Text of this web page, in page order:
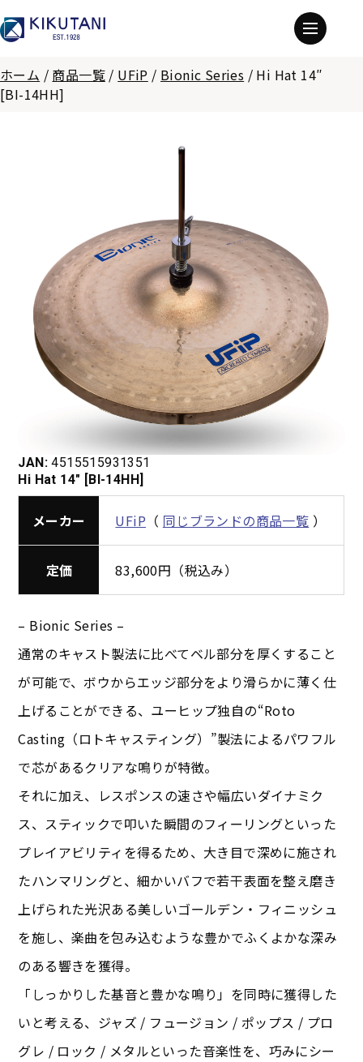
ホーム / 商品一覧 / UFiP / Bionic Series / Hi Hat 14″
[BI-14HH]
JAN: 4515515931351
Hi Hat 14″ [BI-14HH]
メーカー UFiP （ 同じブランドの商品一覧 ）
定価 83,600円（税込み）
– Bionic Series –
通常のキャスト製法に比べてベル部分を厚くすること
が可能で、ボウからエッジ部分をより滑らかに薄く仕
上げることができる、ユーヒップ独自の“Roto
Casting（ロトキャスティング）”製法によるパワフル
で芯があるクリアな鳴りが特徴。
それに加え、レスポンスの速さや幅広いダイナミク
ス、スティックで叩いた瞬間のフィーリングといった
プレイアビリティを得るため、大き目で深めに施され
たハンマリングと、細かいバフで若干表面を整え磨き
上げられた光沢ある美しいゴールデン・フィニッシュ
を施し、楽曲を包み込むような豊かでふくよかな深み
のある響きを獲得。
「しっかりした基音と豊かな鳴り」を同時に獲得した
いと考える、ジャズ / フュージョン / ポップス / プロ
グレ / ロック / メタルといった音楽性を、巧みにシー